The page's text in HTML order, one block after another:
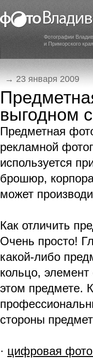
Фотографии
и Приморского
→ 23 января 2009
выгодном
Предметная
рекламной
используется
брошюр,
может
Как отличить
Очень просто!
какой-либо
кольцо,
этом предмете.
стороны
· цифровая